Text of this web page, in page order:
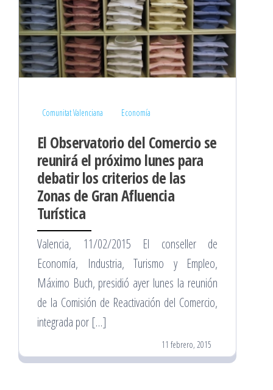
Comunitat Valenciana Economía
El Observatorio del Comercio se
reunirá el próximo lunes para
debatir los criterios de las
Zonas de Gran Afluencia
Turística
Valencia, 11/02/2015 El conseller de
Economía, Industria, Turismo y Empleo,
Máximo Buch, presidió ayer lunes la reunión
de la Comisión de Reactivación del Comercio,
integrada por […]
11 febrero, 2015